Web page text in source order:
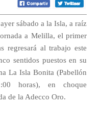
sábado a la Isla, a raíz
a Melilla, el primer
regresará al trabajo este
sentidos puestos en su
La Isla Bonita (Pabellón
horas), en choque
de la Adecco Oro.